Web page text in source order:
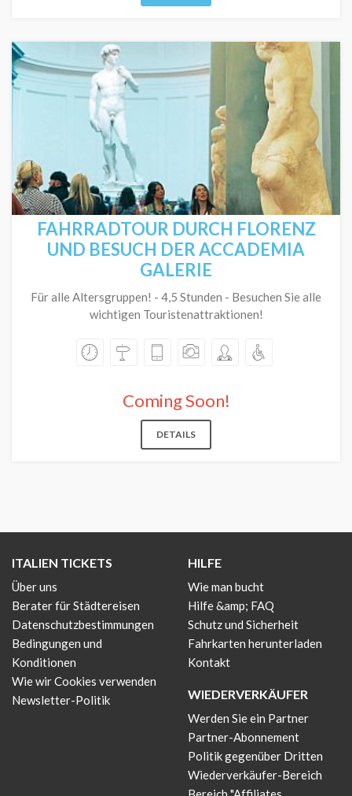
FAHRRADTOUR DURCH FLORENZ
UND BESUCH DER ACCADEMIA
GALERIE
Für alle Altersgruppen! - 4,5 Stunden - Besuchen Sie alle
wichtigen Touristenattraktionen!
Coming Soon!
DETAILS
ITALIEN TICKETS
Über uns
Berater für Städtereisen
Datenschutzbestimmungen
Bedingungen und
Konditionen
Wie wir Cookies verwenden
Newsletter-Politik
HILFE
Wie man bucht
Hilfe &amp; FAQ
Schutz und Sicherheit
Fahrkarten herunterladen
Kontakt
WIEDERVERKÄUFER
Werden Sie ein Partner
Partner-Abonnement
Politik gegenüber Dritten
Wiederverkäufer-Bereich